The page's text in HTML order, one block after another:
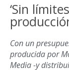
‘Sin
Con un
producida por
Media -y